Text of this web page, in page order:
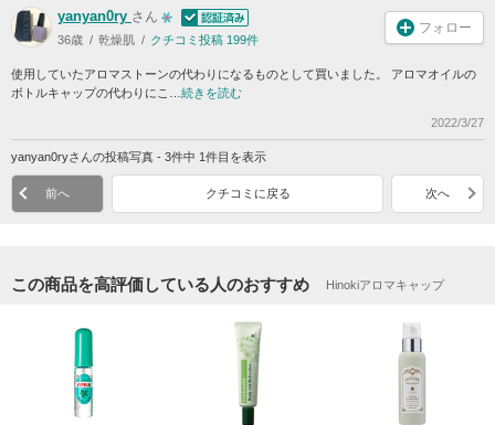
yanyan0ry さん
36歳 乾燥肌 クチコミ投稿 199件
フォロー
使用していたアロマストーンの代わりになるものとして買いました。 アロマオイルの
ボトルキャップの代わりにこ… 続きを読む
2022/3/27
yanyan0ryさんの投稿写真 - 3件中 1件目を表示
前へ クチコミに戻る 次へ
この商品を高評価している人のおすすめ Hinokiアロマキャップ